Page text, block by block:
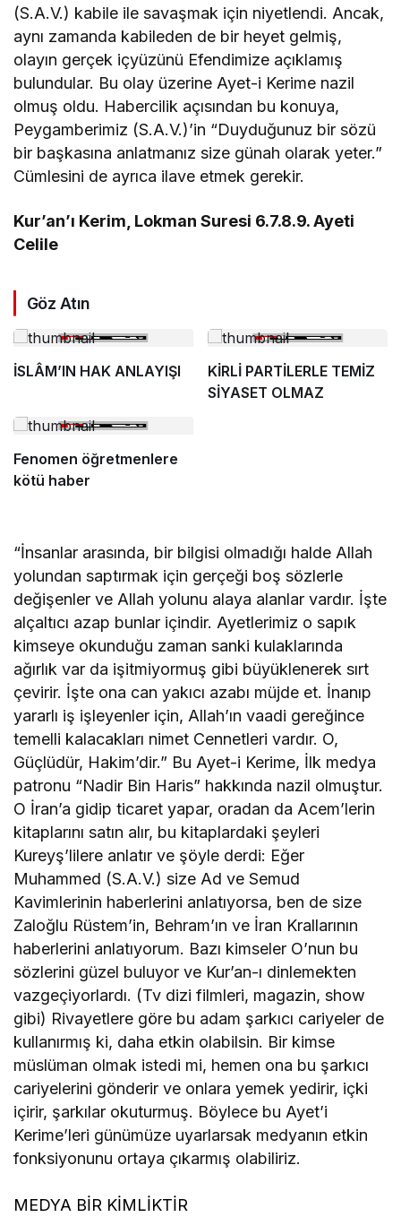
(S.A.V.) kabile ile savaşmak için niyetlendi. Ancak,
aynı zamanda kabileden de bir heyet gelmiş,
olayın gerçek içyüzünü Efendimize açıklamış
bulundular. Bu olay üzerine Ayet-i Kerime nazil
olmuş oldu. Habercilik açısından bu konuya,
Peygamberimiz (S.A.V.)’in “Duyduğunuz bir sözü
bir başkasına anlatmanız size günah olarak yeter.”
Cümlesini de ayrıca ilave etmek gerekir.
Kur’an’ı Kerim, Lokman Suresi 6.7.8.9. Ayeti
Celile
Göz Atın
İSLÂM’IN HAK ANLAYIŞI
KİRLİ PARTİLERLE TEMİZ
SİYASET OLMAZ
Fenomen öğretmenlere
kötü haber
“İnsanlar arasında, bir bilgisi olmadığı halde Allah
yolundan saptırmak için gerçeği boş sözlerle
değişenler ve Allah yolunu alaya alanlar vardır. İşte
alçaltıcı azap bunlar içindir. Ayetlerimiz o sapık
kimseye okunduğu zaman sanki kulaklarında
ağırlık var da işitmiyormuş gibi büyüklenerek sırt
çevirir. İşte ona can yakıcı azabı müjde et. İnanıp
yararlı iş işleyenler için, Allah’ın vaadi gereğince
temelli kalacakları nimet Cennetleri vardır. O,
Güçlüdür, Hakim’dir.” Bu Ayet-i Kerime, İlk medya
patronu “Nadir Bin Haris” hakkında nazil olmuştur.
O İran’a gidip ticaret yapar, oradan da Acem’lerin
kitaplarını satın alır, bu kitaplardaki şeyleri
Kureyş’lilere anlatır ve şöyle derdi: Eğer
Muhammed (S.A.V.) size Ad ve Semud
Kavimlerinin haberlerini anlatıyorsa, ben de size
Zaloğlu Rüstem’in, Behram’ın ve İran Krallarının
haberlerini anlatıyorum. Bazı kimseler O’nun bu
sözlerini güzel buluyor ve Kur’an-ı dinlemekten
vazgeçiyorlardı. (Tv dizi filmleri, magazin, show
gibi) Rivayetlere göre bu adam şarkıcı cariyeler de
kullanırmış ki, daha etkin olabilsin. Bir kimse
müslüman olmak istedi mi, hemen ona bu şarkıcı
cariyelerini gönderir ve onlara yemek yedirir, içki
içirir, şarkılar okuturmuş. Böylece bu Ayet’i
Kerime’leri günümüze uyarlarsak medyanın etkin
fonksiyonunu ortaya çıkarmış olabiliriz.
MEDYA BİR KİMLİKTİR